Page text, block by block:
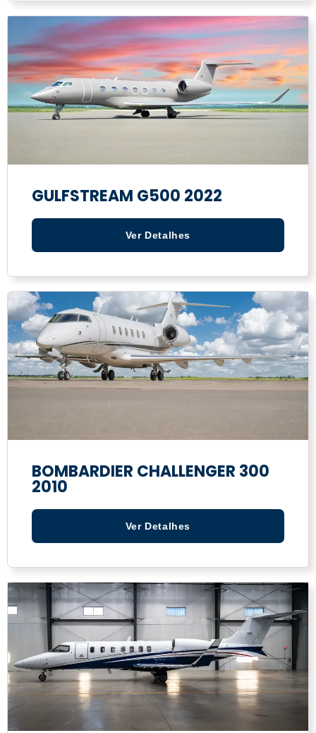
GULFSTREAM G500 2022
Ver Detalhes
BOMBARDIER CHALLENGER 300
2010
Ver Detalhes